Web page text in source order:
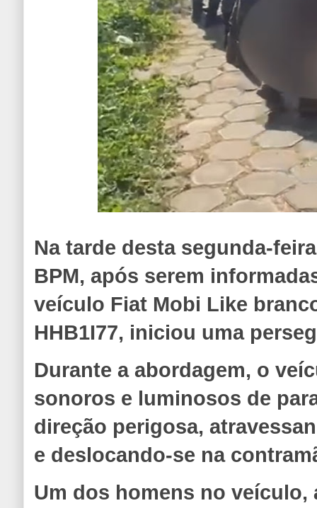
Na tarde desta segunda-
BPM, após serem
veículo Fiat Mobi Like
HHB1I77, iniciou uma
Durante a abordagem, o
sonoros e luminosos de
direção perigosa,
e deslocando-se na
Um dos homens no veículo,